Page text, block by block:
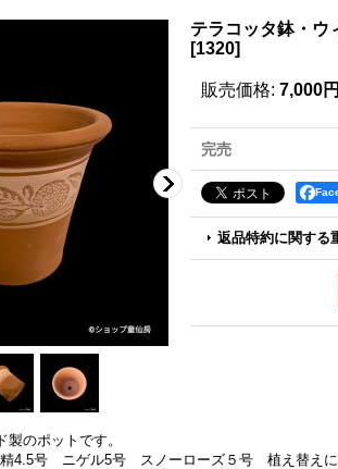
テラコッタ鉢・
[1320]
販売価格: 7,000円
完売
返品特約に関する
のポットです。
4.5号 ニゲル5号 スノーローズ５号 植え替えに